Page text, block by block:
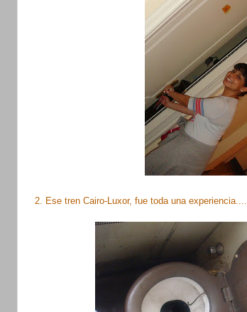
2. Ese tren Cairo-Luxor, fue toda una experiencia....